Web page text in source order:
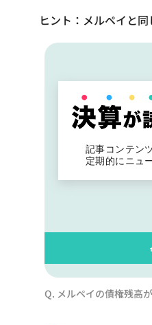
ヒント：メルペイと
記事コンテン
定期的にニュ
Q. メルペイの債権残高